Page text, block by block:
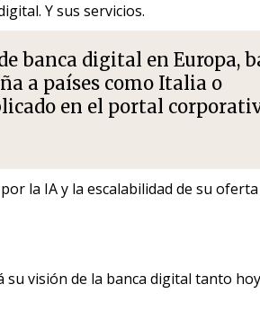
Y sus servicios.
banca digital en Europa,
a países como Italia o
en el portal
la IA y la escalabilidad de su
visión de la banca digital tanto